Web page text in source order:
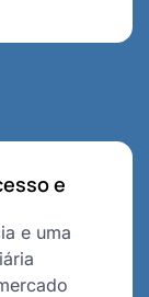
e
e uma